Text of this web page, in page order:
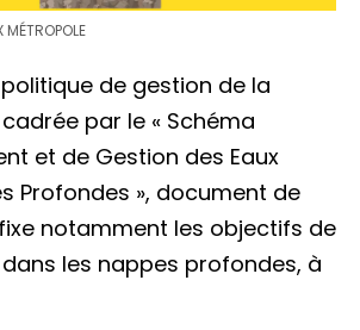
de gestion de la
par le « Schéma
et de Gestion des Eaux
Profondes », document de
notamment les objectifs de
les nappes profondes, à